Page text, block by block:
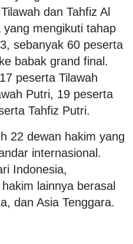
dan Tahfiz Al
mengikuti tahap
sebanyak 60 peserta
babak grand final.
peserta Tilawah
Putri, 19 peserta
Tahfiz Putri.
22 dewan hakim yang
internasional.
Indonesia,
lainnya berasal
dan Asia Tenggara.